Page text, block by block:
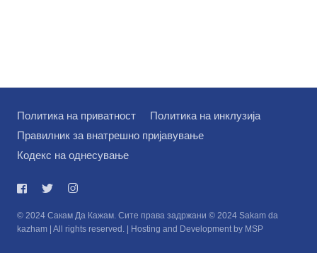
Политика на приватност
Политика на инклузија
Правилник за внатрешно пријавување
Кодекс на однесување
© 2024 Сакам Да Кажам. Сите права задржани © 2024 Sakam da
kazham | All rights reserved. | Hosting and Development by MSP